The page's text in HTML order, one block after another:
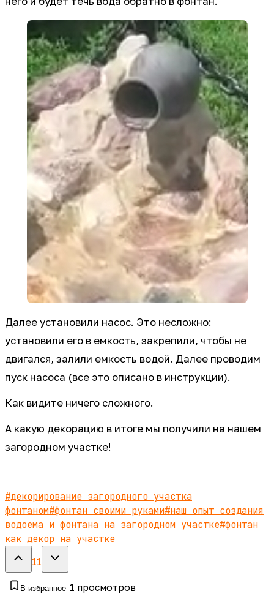
Далее установили насос. Это несложно:
установили его в емкость, закрепили, чтобы не
двигался, залили емкость водой. Далее проводим
пуск насоса (все это описано в инструкции).
Как видите ничего сложного.
А какую декорацию в итоге мы получили на нашем
загородном участке!
#декорирование загородного участка
фонтаном#фонтан своими руками#наш опыт создания
водоема и фонтана на загородном участке#фонтан
как декор на участке
11
В избранное 1 просмотров